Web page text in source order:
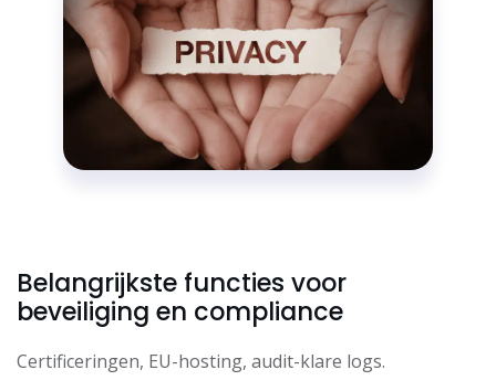
Belangrijkste functies voor
beveiliging en compliance
Certificeringen, EU-hosting, audit-klare logs.